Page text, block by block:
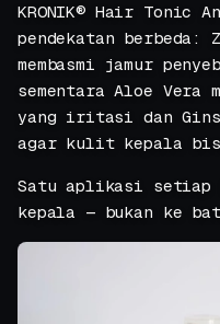
KRONIK® Hair Tonic
pendekatan
membasmi jamur
sementara Aloe Vera
yang iritasi dan
agar kulit kepala
Satu aplikasi
kepala — bukan ke